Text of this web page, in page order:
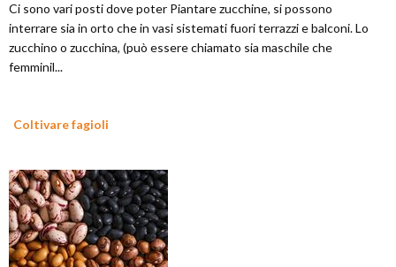
Ci sono vari posti dove poter Piantare zucchine, si possono
interrare sia in orto che in vasi sistemati fuori terrazzi e balconi. Lo
zucchino o zucchina, (può essere chiamato sia maschile che
femminil...
Coltivare fagioli